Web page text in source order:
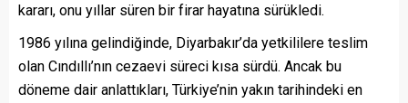
kararı, onu yıllar süren bir firar hayatına sürükledi.
1986 yılına gelindiğinde, Diyarbakır’da yetkililere teslim
olan Cındıllı’nın cezaevi süreci kısa sürdü. Ancak bu
döneme dair anlattıkları, Türkiye’nin yakın tarihindeki en